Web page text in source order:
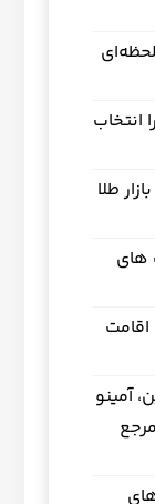
انتخاب
طلا
های
اقامت
آمینو